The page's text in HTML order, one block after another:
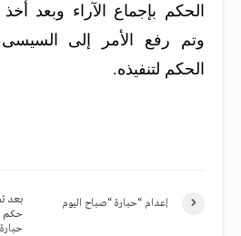
الحكم بإجماع الآراء وبعد
وتم رفع الأمر إلى
الحكم لتنفيذه.
بعد
حكم
حبارة
إعدام “حبارة “صباح اليوم